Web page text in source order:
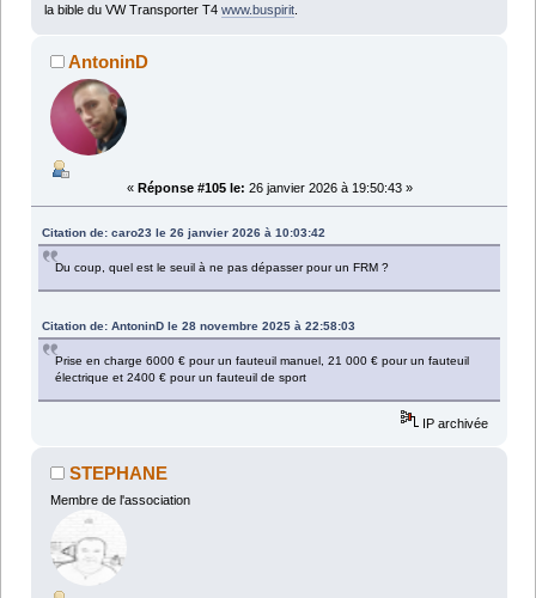
la bible du VW Transporter T4 www.buspirit.
AntoninD
« Réponse #105 le: 26 janvier 2026 à 19:50:43 »
Citation de: caro23 le 26 janvier 2026 à 10:03:42
Du coup, quel est le seuil à ne pas dépasser pour un FRM ?
Citation de: AntoninD le 28 novembre 2025 à 22:58:03
Prise en charge 6000 € pour un fauteuil manuel, 21 000 € pour un fauteuil
électrique et 2400 € pour un fauteuil de sport
IP archivée
STEPHANE
Membre de l'association